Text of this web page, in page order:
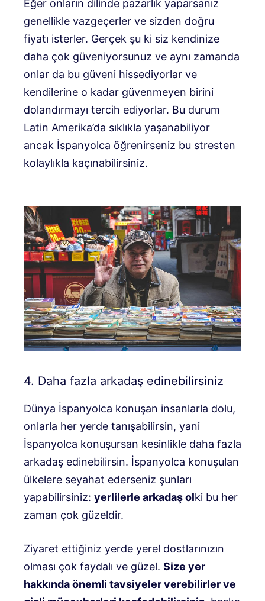
Eğer onların dilinde pazarlık yaparsanız
genellikle vazgeçerler ve sizden doğru
fiyatı isterler. Gerçek şu ki siz kendinize
daha çok güveniyorsunuz ve aynı zamanda
onlar da bu güveni hissediyorlar ve
kendilerine o kadar güvenmeyen birini
dolandırmayı tercih ediyorlar. Bu durum
Latin Amerika’da sıklıkla yaşanabiliyor
ancak İspanyolca öğrenirseniz bu stresten
kolaylıkla kaçınabilirsiniz.
4. Daha fazla arkadaş edinebilirsiniz
Dünya İspanyolca konuşan insanlarla dolu,
onlarla her yerde tanışabilirsin, yani
İspanyolca konuşursan kesinlikle daha fazla
arkadaş edinebilirsin. İspanyolca konuşulan
ülkelere seyahat ederseniz şunları
yapabilirsiniz: yerlilerle arkadaş olki bu her
zaman çok güzeldir.
Ziyaret ettiğiniz yerde yerel dostlarınızın
olması çok faydalı ve güzel. Size yer
hakkında önemli tavsiyeler verebilirler ve